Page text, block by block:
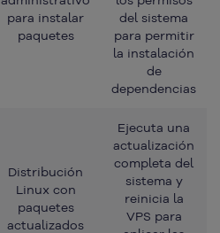
para instalar
paquetes
del sistema
para permitir
la instalación
de
dependencias
Distribución
Linux con
paquetes
actualizados
Ejecuta una
actualización
completa del
sistema y
reinicia la
VPS para